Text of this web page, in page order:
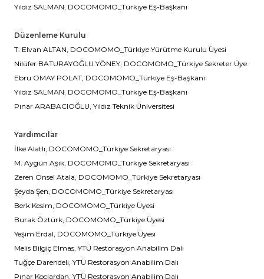
Yıldız SALMAN, DOCOMOMO_Türkiye Eş-Başkanı
Düzenleme Kurulu
T. Elvan ALTAN, DOCOMOMO_Türkiye Yürütme Kurulu Üyesi
Nilüfer BATURAYOĞLU YÖNEY, DOCOMOMO_Türkiye Sekreter Üye
Ebru OMAY POLAT, DOCOMOMO_Türkiye Eş-Başkanı
Yıldız SALMAN, DOCOMOMO_Türkiye Eş-Başkanı
Pınar ARABACIOĞLU, Yıldız Teknik Üniversitesi
Yardımcılar
İlke Alatlı, DOCOMOMO_Türkiye Sekretaryası
M. Aygün Aşık, DOCOMOMO_Türkiye Sekretaryası
Zeren Önsel Atala, DOCOMOMO_Türkiye Sekretaryası
Şeyda Şen, DOCOMOMO_Türkiye Sekretaryası
Berk Kesim, DOCOMOMO_Türkiye Üyesi
Burak Öztürk, DOCOMOMO_Türkiye Üyesi
Yeşim Erdal, DOCOMOMO_Türkiye Üyesi
Melis Bilgiç Elmas, YTÜ Restorasyon Anabilim Dalı
Tuğçe Darendeli, YTÜ Restorasyon Anabilim Dalı
Pınar Koçlardan, YTÜ Restorasyon Anabilim Dalı